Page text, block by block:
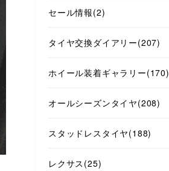
セール情報(2)
タイヤ交換ダイアリー(207)
ホイール装着ギャラリー(170)
オールシーズンタイヤ(208)
スタッドレスタイヤ(188)
レクサス (25)